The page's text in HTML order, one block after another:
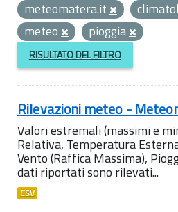
meteomatera.it
meteo
pioggia
RISULTATO DEL FILTRO
Rilevazioni meteo -
Valori estremali (massimi e
Relativa, Temperatura
Vento (Raffica Massima),
dati riportati sono rilevati...
CSV